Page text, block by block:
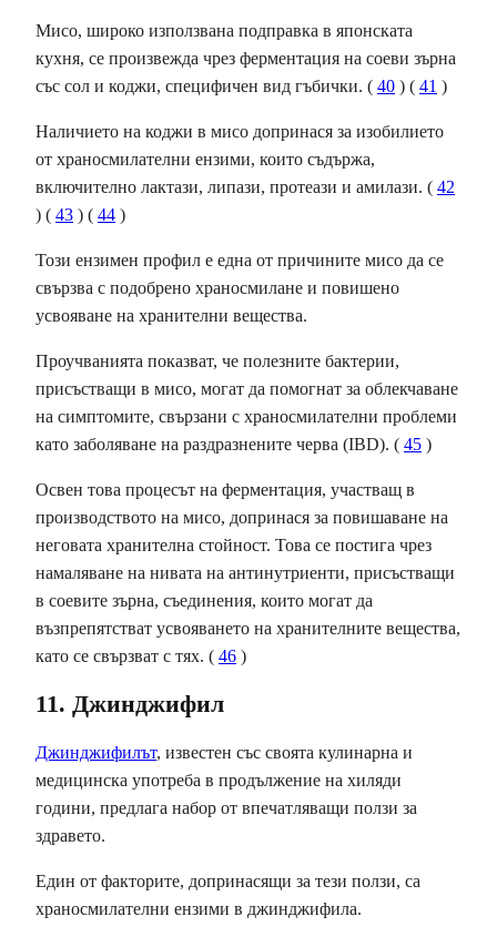
Мисо, широко използвана подправка в японската
кухня, се произвежда чрез ферментация на соеви зърна
със сол и коджи, специфичен вид гъбички. ( 40 ) ( 41 )
Наличието на коджи в мисо допринася за изобилието
от храносмилателни ензими, които съдържа,
включително лактази, липази, протеази и амилази. ( 42
) ( 43 ) ( 44 )
Този ензимен профил е една от причините мисо да се
свързва с подобрено храносмилане и повишено
усвояване на хранителни вещества.
Проучванията показват, че полезните бактерии,
присъстващи в мисо, могат да помогнат за облекчаване
на симптомите, свързани с храносмилателни проблеми
като заболяване на раздразнените черва (IBD). ( 45 )
Освен това процесът на ферментация, участващ в
производството на мисо, допринася за повишаване на
неговата хранителна стойност. Това се постига чрез
намаляване на нивата на антинутриенти, присъстващи
в соевите зърна, съединения, които могат да
възпрепятстват усвояването на хранителните вещества,
като се свързват с тях. ( 46 )
11. Джинджифил
Джинджифилът, известен със своята кулинарна и
медицинска употреба в продължение на хиляди
години, предлага набор от впечатляващи ползи за
здравето.
Един от факторите, допринасящи за тези ползи, са
храносмилателни ензими в джинджифила.